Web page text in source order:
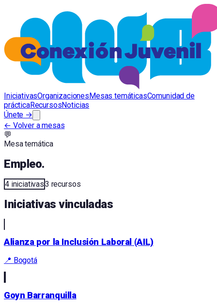
IniciativasOrganizacionesMesas temáticasComunidad de
prácticaRecursosNoticias
Únete →
← Volver a mesas
💬
Mesa temática
Empleo.
4 iniciativas3 recursos
Iniciativas vinculadas
Alianza por la Inclusión Laboral (AIL)
📍 Bogotá
Goyn Barranquilla